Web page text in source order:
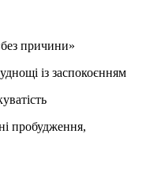
причини»
із заспокоєнням
пробудження,